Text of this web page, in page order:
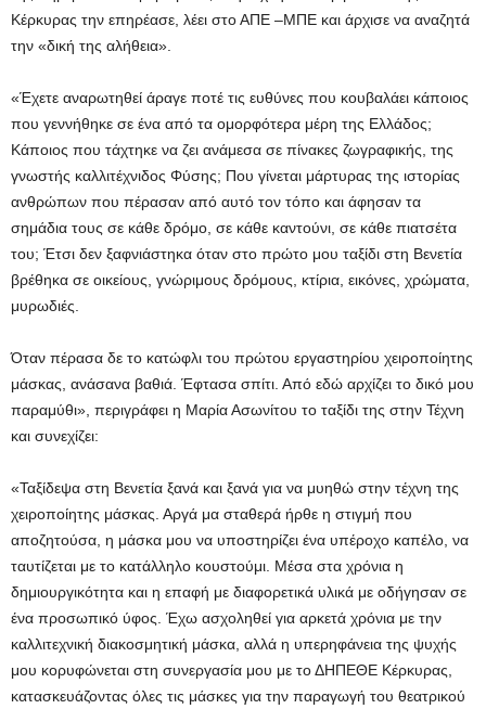
Κέρκυρας την επηρέασε, λέει στο ΑΠΕ –ΜΠΕ και άρχισε να αναζητά
την «δική της αλήθεια».
«Έχετε αναρωτηθεί άραγε ποτέ τις ευθύνες που κουβαλάει κάποιος
που γεννήθηκε σε ένα από τα ομορφότερα μέρη της Ελλάδος;
Κάποιος που τάχτηκε να ζει ανάμεσα σε πίνακες ζωγραφικής, της
γνωστής καλλιτέχνιδος Φύσης; Που γίνεται μάρτυρας της ιστορίας
ανθρώπων που πέρασαν από αυτό τον τόπο και άφησαν τα
σημάδια τους σε κάθε δρόμο, σε κάθε καντούνι, σε κάθε πιατσέτα
του; Έτσι δεν ξαφνιάστηκα όταν στο πρώτο μου ταξίδι στη Βενετία
βρέθηκα σε οικείους, γνώριμους δρόμους, κτίρια, εικόνες, χρώματα,
μυρωδιές.
Όταν πέρασα δε το κατώφλι του πρώτου εργαστηρίου χειροποίητης
μάσκας, ανάσανα βαθιά. Έφτασα σπίτι. Από εδώ αρχίζει το δικό μου
παραμύθι», περιγράφει η Μαρία Ασωνίτου το ταξίδι της στην Τέχνη
και συνεχίζει:
«Ταξίδεψα στη Βενετία ξανά και ξανά για να μυηθώ στην τέχνη της
χειροποίητης μάσκας. Αργά μα σταθερά ήρθε η στιγμή που
αποζητούσα, η μάσκα μου να υποστηρίζει ένα υπέροχο καπέλο, να
ταυτίζεται με το κατάλληλο κουστούμι. Μέσα στα χρόνια η
δημιουργικότητα και η επαφή με διαφορετικά υλικά με οδήγησαν σε
ένα προσωπικό ύφος. Έχω ασχοληθεί για αρκετά χρόνια με την
καλλιτεχνική διακοσμητική μάσκα, αλλά η υπερηφάνεια της ψυχής
μου κορυφώνεται στη συνεργασία μου με το ΔΗΠΕΘΕ Κέρκυρας,
κατασκευάζοντας όλες τις μάσκες για την παραγωγή του θεατρικού